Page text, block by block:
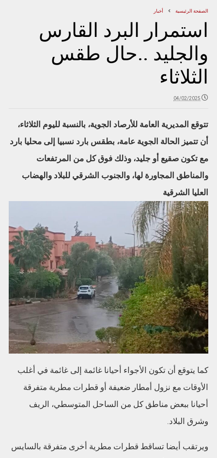
الصفحة الرئيسية أخبار
استمرار البرد القارس
والجليد ..حال طقس
الثلاثاء
04/02/2025
تتوقع المديرية العامة للأرصاد الجوية، بالنسبة لليوم الثلاثاء،
أن تتميز الحالة الجوية عامة، بطقس بارد نسبيا إلى محليا بارد
مع تكون صقيع أو جليد، وذلك فوق كل من المرتفعات
والمناطق المجاورة لها، والجنوب الشرقي للبلاد والهضاب
العليا الشرقية
كما يتوقع أن تكون الأجواء أحيانا غائمة إلى غائمة في أغلب
الأوقات مع نزول أمطار ضعيفة أو قطرات مطرية متفرقة
أحيانا ببعض مناطق كل من الساحل المتوسطي، الريف
وشرق البلاد.
ويرتقب أيضا تساقط قطرات مطرية أخرى متفرقة بالسايس